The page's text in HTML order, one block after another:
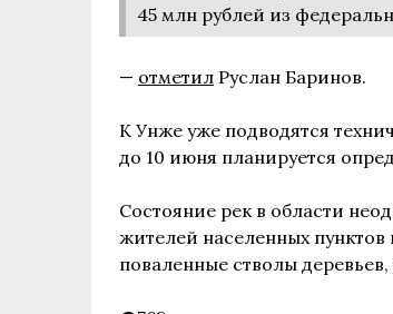
45 млн рублей из
— отметил Руслан Баринов.
К Унже уже подводятся
до 10 июня планируется
Состояние рек в области
жителей населенных пунктов
поваленные стволы